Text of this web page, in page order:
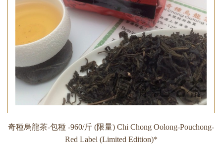
奇種烏龍茶-包種 -960/斤 (限量) Chi Chong Oolong-Pouchong-
Red Label (Limited Edition)*